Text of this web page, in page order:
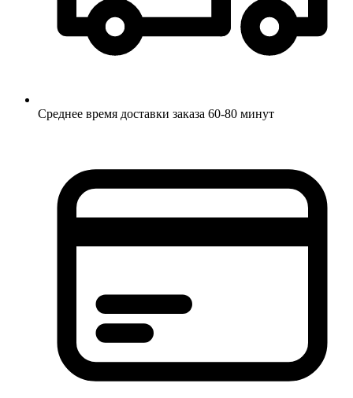
Среднее время доставки заказа 60-80 минут